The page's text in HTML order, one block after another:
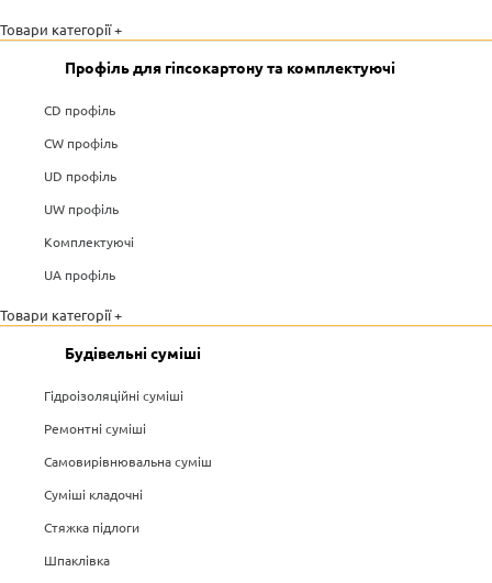
Товари категорії +
Профіль для гіпсокартону та комплектуючі
CD профіль
CW профіль
UD профіль
UW профіль
Комплектуючі
UA профіль
Товари категорії +
Будівельні суміші
Гідроізоляційні суміші
Ремонтні суміші
Самовирівнювальна суміш
Суміші кладочні
Стяжка підлоги
Шпаклівка